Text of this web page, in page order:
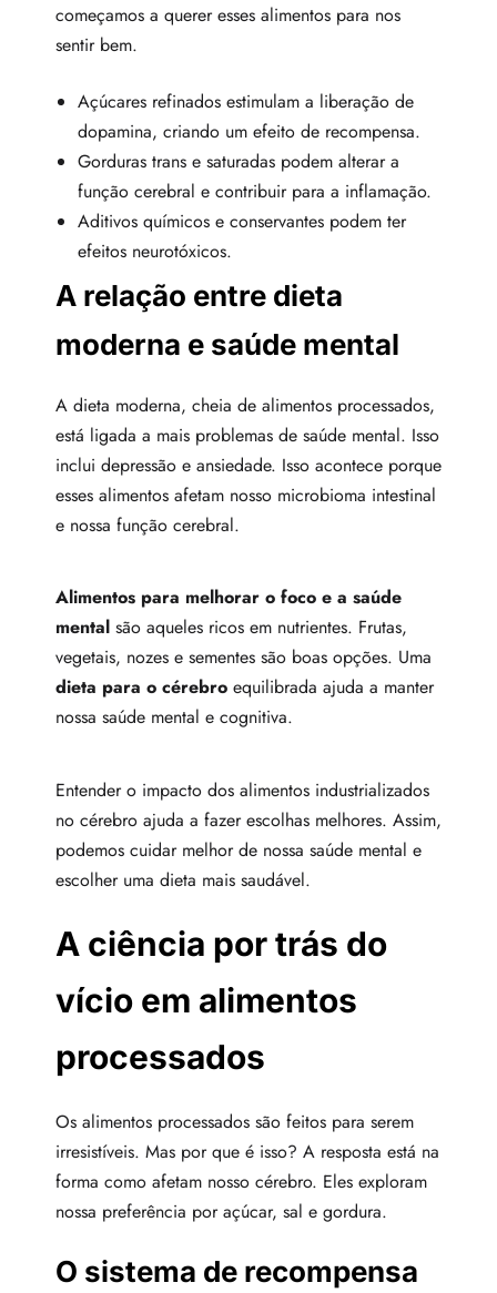
começamos a querer esses alimentos para nos
sentir bem.
Açúcares refinados estimulam a liberação de
dopamina, criando um efeito de recompensa.
Gorduras trans e saturadas podem alterar a
função cerebral e contribuir para a inflamação.
Aditivos químicos e conservantes podem ter
efeitos neurotóxicos.
A relação entre dieta
moderna e saúde mental
A dieta moderna, cheia de alimentos processados,
está ligada a mais problemas de saúde mental. Isso
inclui depressão e ansiedade. Isso acontece porque
esses alimentos afetam nosso microbioma intestinal
e nossa função cerebral.
Alimentos para melhorar o foco e a saúde
mental são aqueles ricos em nutrientes. Frutas,
vegetais, nozes e sementes são boas opções. Uma
dieta para o cérebro equilibrada ajuda a manter
nossa saúde mental e cognitiva.
Entender o impacto dos alimentos industrializados
no cérebro ajuda a fazer escolhas melhores. Assim,
podemos cuidar melhor de nossa saúde mental e
escolher uma dieta mais saudável.
A ciência por trás do
vício em alimentos
processados
Os alimentos processados são feitos para serem
irresistíveis. Mas por que é isso? A resposta está na
forma como afetam nosso cérebro. Eles exploram
nossa preferência por açúcar, sal e gordura.
O sistema de recompensa